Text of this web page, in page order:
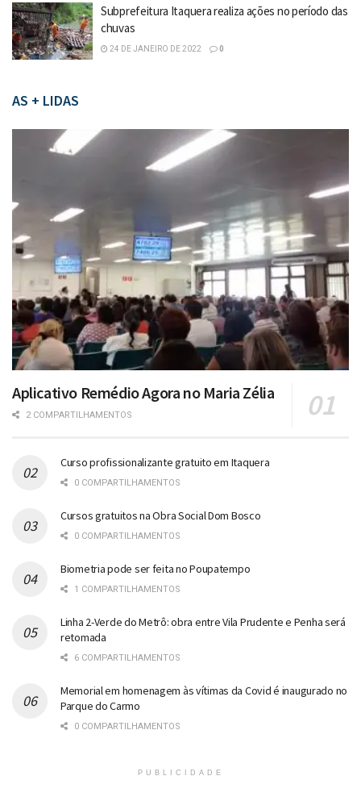
Subprefeitura Itaquera realiza ações no período das
chuvas
24 DE JANEIRO DE 2022 0
AS + LIDAS
Aplicativo Remédio Agora no Maria Zélia
2 COMPARTILHAMENTOS
Curso profissionalizante gratuito em Itaquera
0 COMPARTILHAMENTOS
Cursos gratuitos na Obra Social Dom Bosco
0 COMPARTILHAMENTOS
Biometria pode ser feita no Poupatempo
1 COMPARTILHAMENTOS
Linha 2-Verde do Metrô: obra entre Vila Prudente e Penha será
retomada
6 COMPARTILHAMENTOS
Memorial em homenagem às vítimas da Covid é inaugurado no
Parque do Carmo
0 COMPARTILHAMENTOS
PUBLICIDADE